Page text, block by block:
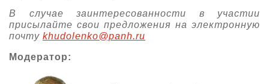
В случае заинтересованности в участии
присылайте свои предложения на электронную
почту khudolenko@panh.ru
Модератор: